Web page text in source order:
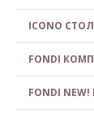
ICONO
FONDI
FONDI